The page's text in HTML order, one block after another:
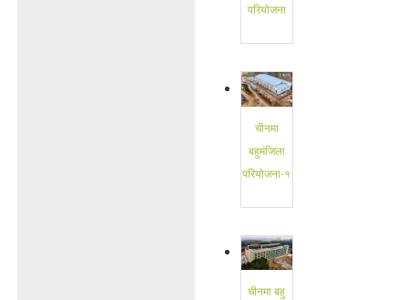
परियोजना
चीनमा
बहुमंजिला
परियोजना-१
चीनमा बहु